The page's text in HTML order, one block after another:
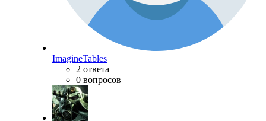
ImagineTables
2 ответа
0 вопросов